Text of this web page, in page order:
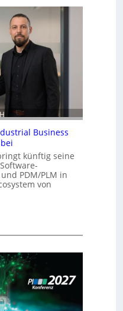
Business
künftig seine
PDM/PLM in
von